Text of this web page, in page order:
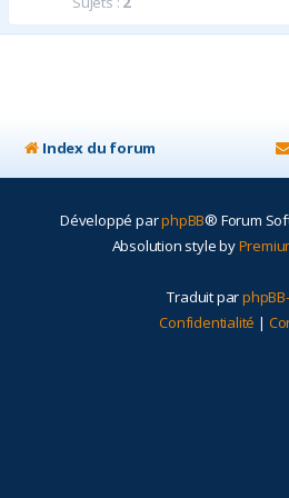
Index du forum
Développé parphpBB® Forum
Absolution style by
Traduit par
Confidentialité |